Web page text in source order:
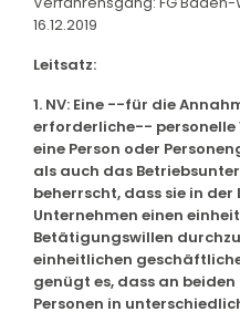
16.12.2019
Leitsatz:
1. NV: Eine --für die
erforderliche-- personelle
eine Person oder
als auch das
beherrscht, dass sie in der
Unternehmen einen
Betätigungswillen
einheitlichen
genügt es, dass an
Personen in